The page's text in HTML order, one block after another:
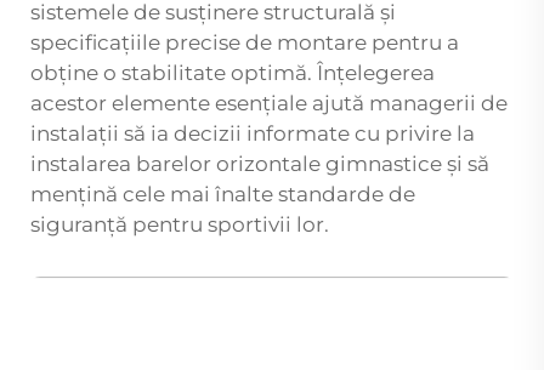
sistemele de susținere structurală și
specificațiile precise de montare pentru a
obține o stabilitate optimă. Înțelegerea
acestor elemente esențiale ajută managerii de
instalații să ia decizii informate cu privire la
instalarea barelor orizontale gimnastice și să
mențină cele mai înalte standarde de
siguranță pentru sportivii lor.